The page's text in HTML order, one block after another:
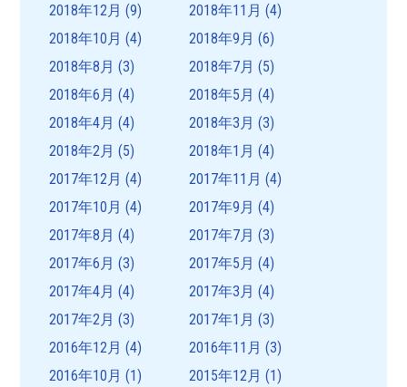
2018年12月 (9) 2018年11月 (4)
2018年10月 (4) 2018年9月 (6)
2018年8月 (3) 2018年7月 (5)
2018年6月 (4) 2018年5月 (4)
2018年4月 (4) 2018年3月 (3)
2018年2月 (5) 2018年1月 (4)
2017年12月 (4) 2017年11月 (4)
2017年10月 (4) 2017年9月 (4)
2017年8月 (4) 2017年7月 (3)
2017年6月 (3) 2017年5月 (4)
2017年4月 (4) 2017年3月 (4)
2017年2月 (3) 2017年1月 (3)
2016年12月 (4) 2016年11月 (3)
2016年10月 (1) 2015年12月 (1)